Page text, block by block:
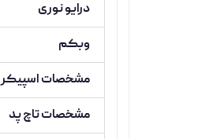
درایو نوری
وبکم
مشخصات اسپیکر
مشخصات تاچ پد